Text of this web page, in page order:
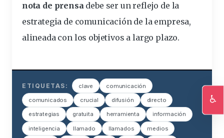
nota de prensadebe ser un reflejo de la
estrategia de comunicación de la empresa,
alineada con los objetivos a largo plazo.
ETIQUETAS: clave comunicación
comunicados crucial difusión directo
estrategias gratuita herramienta información
inteligencia llamado llamados medios
♿